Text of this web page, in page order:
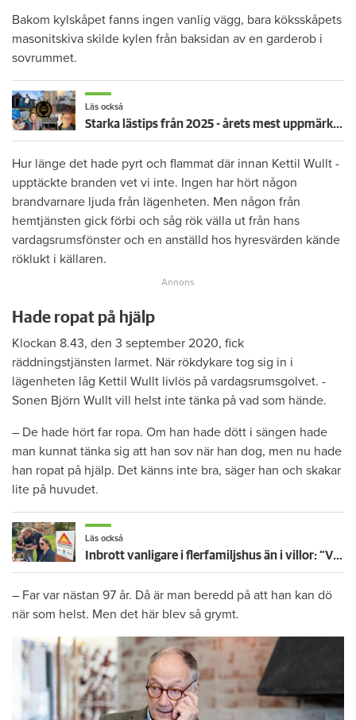
Bakom kylskåpet fanns ingen vanlig vägg, bara köksskåpets
masonitskiva skilde kylen från baksidan av en garderob i
sovrummet.
Läs också
Starka lästips från 2025 - årets mest uppmärksammade granskningar
Hur länge det hade pyrt och ­flammat där innan Kettil Wullt ­
upptäckte ­branden vet vi inte. Ingen har hört ­någon
brandvarnare ljuda från lägen­heten. Men någon från
hemtjänsten gick förbi och såg rök välla ut från hans
vardagsrumsfönster och en anställd hos hyresvärden kände
röklukt i källaren.
Hade ropat på hjälp
Klockan 8.43, den 3 september 2020, fick
räddningstjänsten larmet. När rökdykare tog sig in i
lägenheten låg ­Kettil Wullt livlös på vardagsrumsgolvet. ­
Sonen Björn Wullt vill helst inte tänka på vad som hände.
– De hade hört far ropa. Om han hade dött i sängen hade
man kunnat tänka sig att han sov när han dog, men nu hade
han ropat på hjälp. Det känns inte bra, säger han och skakar
lite på huvudet.
Läs också
Inbrott vanligare i flerfamiljshus än i villor: ”Viktigt att känna sina grannar”
– Far var nästan 97 år. Då är man ­beredd på att han kan dö
när som helst. Men det här blev så grymt.